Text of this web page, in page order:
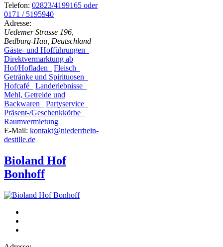
Telefon: 02823/4199165 oder
0171 / 5195940
Adresse:
Uedemer Strasse 196,
Bedburg-Hau, Deutschland
Gäste- und Hofführungen
Direktvermarktung ab
Hof/Hofladen
Fleisch
Getränke und Spirituosen
Hofcafé
Landerlebnisse
Mehl, Getreide und
Backwaren
Partyservice
Präsent-/Geschenkkörbe
Raumvermietung
E-Mail: kontakt@niederrhein-
destille.de
Bioland Hof
Bonhoff